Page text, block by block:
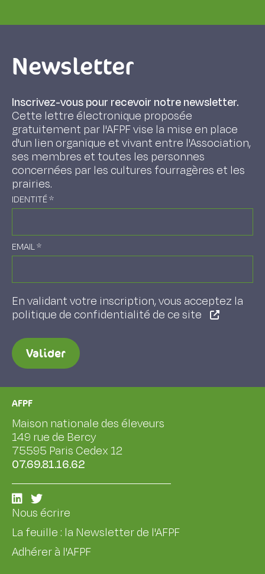
Newsletter
Inscrivez-vous pour recevoir notre newsletter.
Cette lettre électronique proposée
gratuitement par l'AFPF vise la mise en place
d'un lien organique et vivant entre l'Association,
ses membres et toutes les personnes
concernées par les cultures fourragères et les
prairies.
IDENTITÉ*
EMAIL*
En validant votre inscription, vous acceptez la
politique de confidentialité de ce site
Valider
AFPF
Maison nationale des éleveurs
149 rue de Bercy
75595 Paris Cedex 12
07.69.81.16.62
Nous écrire
La feuille : la Newsletter de l'AFPF
Adhérer à l'AFPF